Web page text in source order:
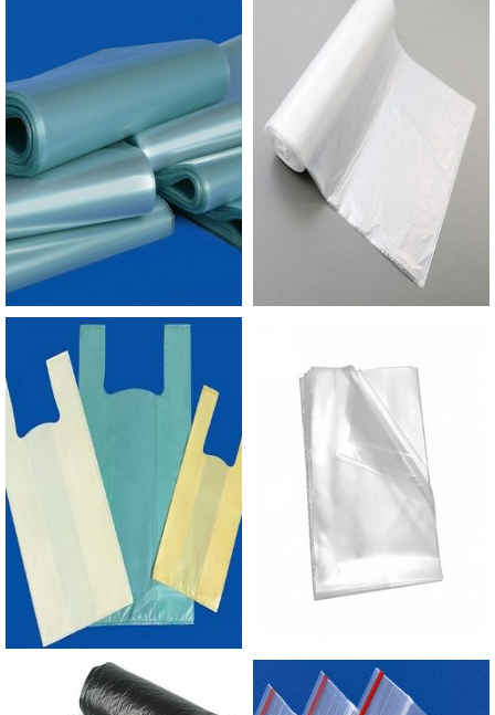
de produtos que precisam ser acessados diversas
vezes, a recomendação é envelope com adesivo
abre e fecha.ALTA QUALIDADE EM SACO PE
PERSONALIZADO COM ETIQUETASA Empório
do Plástico passou a contratar a produção com
fábricas ainda mais modernas e custos reduzidos.
Aumentando, assim, o mix de sacos a pronta
entrega e venda fracionada, até em pequenas
quantidades. Para saber mais informações, basta
solicitar um orçamento..